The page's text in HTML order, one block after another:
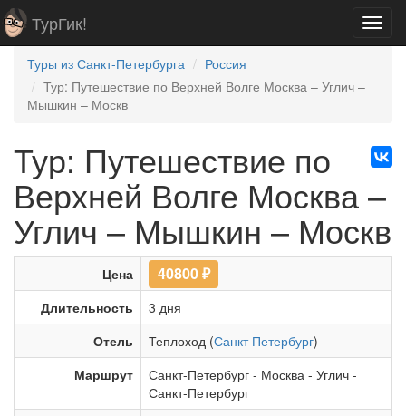
ТурГик!
Туры из Санкт-Петербурга
Россия
Тур: Путешествие по Верхней Волге Москва – Углич –
Мышкин – Москв
Тур: Путешествие по
Верхней Волге Москва –
Углич – Мышкин – Москв
Цена 40800₽
Длительность
3 дня
Отель
Теплоход (Санкт Петербург)
Маршрут
Санкт-Петербург - Москва - Углич -
Санкт-Петербург